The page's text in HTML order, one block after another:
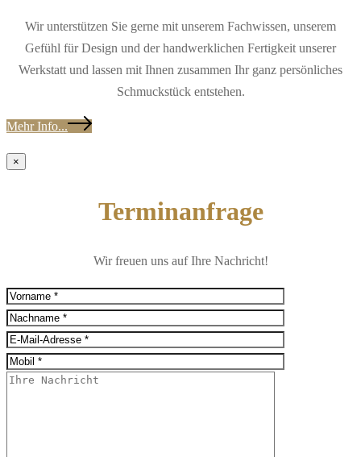
Wir unterstützen Sie gerne mit unserem Fachwissen, unserem
Gefühl für Design und der handwerklichen Fertigkeit unserer
Werkstatt und lassen mit Ihnen zusammen Ihr ganz persönliches
Schmuckstück entstehen.
Mehr Info...
×
Terminanfrage
Wir freuen uns auf Ihre Nachricht!